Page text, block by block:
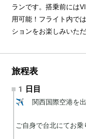
ランです。搭乗前には
用可能！フライト内で
ションをお楽しみいただ
旅程表
1日目
✈️ 関西国際空港を
ご自身で台北にてお乗